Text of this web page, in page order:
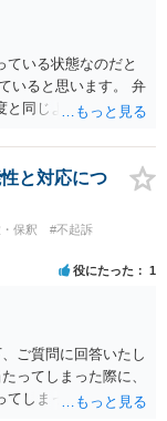
る方は，警察に把
されることはあり
とはないのです。
てください。それで
への向かい方をみ
を装うように触った
までの状況の方が重
のときだけふらつ
のときだけ偶然大き
意図的だと疑われ
しまった女性にも
お，故意は，主観
はありません。本
ないかだけの話で
捕や呼出の可能性は
もそもないことが
うわけで，本件は大
ことがないように気
いる状態なのだと
いると思います。 弁
と同じような犯罪を
書いた内容は，被告
裁判のためだけに記
おいて証拠として利
，本件について証
て書く内容を打ち
と思います。 適応
と相談してみまし
と対応につ
保釈
#不起訴
役にたった 1
ご質問に回答いたし
ってしまった際に、
てしまっていたこと